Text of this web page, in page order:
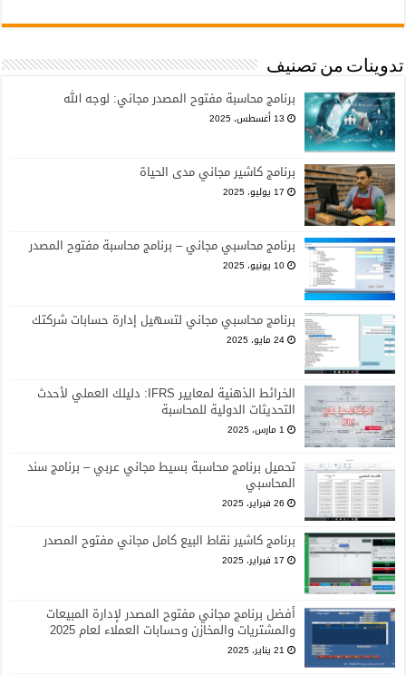
تدوينات من تصنيف
برنامج محاسبة مفتوح المصدر مجاني: لوجه الله
13 أغسطس، 2025
برنامج كاشير مجاني مدى الحياة
17 يوليو، 2025
برنامج محاسبي مجاني – برنامج محاسبة مفتوح المصدر
10 يونيو، 2025
برنامج محاسبي مجاني لتسهيل إدارة حسابات شركتك
24 مايو، 2025
الخرائط الذهنية لمعايير IFRS: دليلك العملي لأحدث
التحديثات الدولية للمحاسبة
1 مارس، 2025
تحميل برنامج محاسبة بسيط مجاني عربي – برنامج سند
المحاسبي
26 فبراير، 2025
برنامج كاشير نقاط البيع كامل مجاني مفتوح المصدر
17 فبراير، 2025
أفضل برنامج مجاني مفتوح المصدر لإدارة المبيعات
والمشتريات والمخازن وحسابات العملاء لعام 2025
21 يناير، 2025